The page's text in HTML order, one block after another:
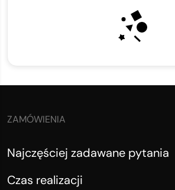
ZAMÓWIENIA
Najczęściej zadawane pytania
Czas realizacji